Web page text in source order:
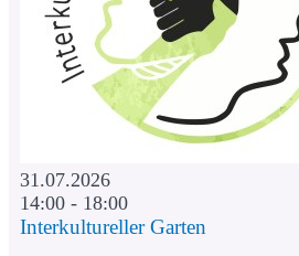
31.07.2026
14:00 - 18:00
Interkultureller Garten